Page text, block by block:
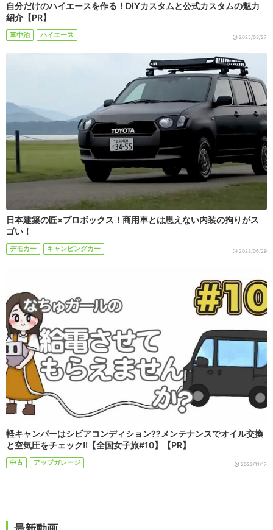
自分だけのハイエースを作る！DIYカスタムと公式カスタムの魅力
紹介【PR】
車中泊 ハイエース 2025/03/27
日本建築の匠×プロボックス！商用車とは思えない内装の拘りがス
ゴい！
デモカー キャンピングカー 2023/06/29
軽キャンパーはシビアコンディション??メンテナンスでオイル交換
と空気圧をチェック!!【全国女子旅#10】【PR】
中古 アップガレージ 2023/11/17